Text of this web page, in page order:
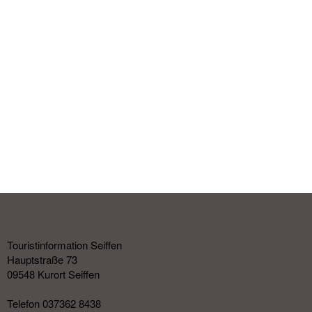
Touristinformation Seiffen
Hauptstraße 73
09548 Kurort Seiffen
Telefon 037362 8438